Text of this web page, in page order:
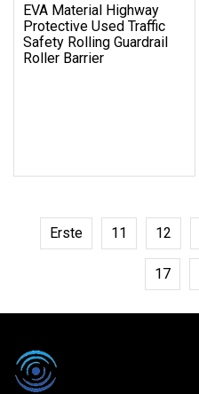
EVA Material Highway
Protective Used Traffic
Safety Rolling Guardrail
Roller Barrier
Erste 11 12
17